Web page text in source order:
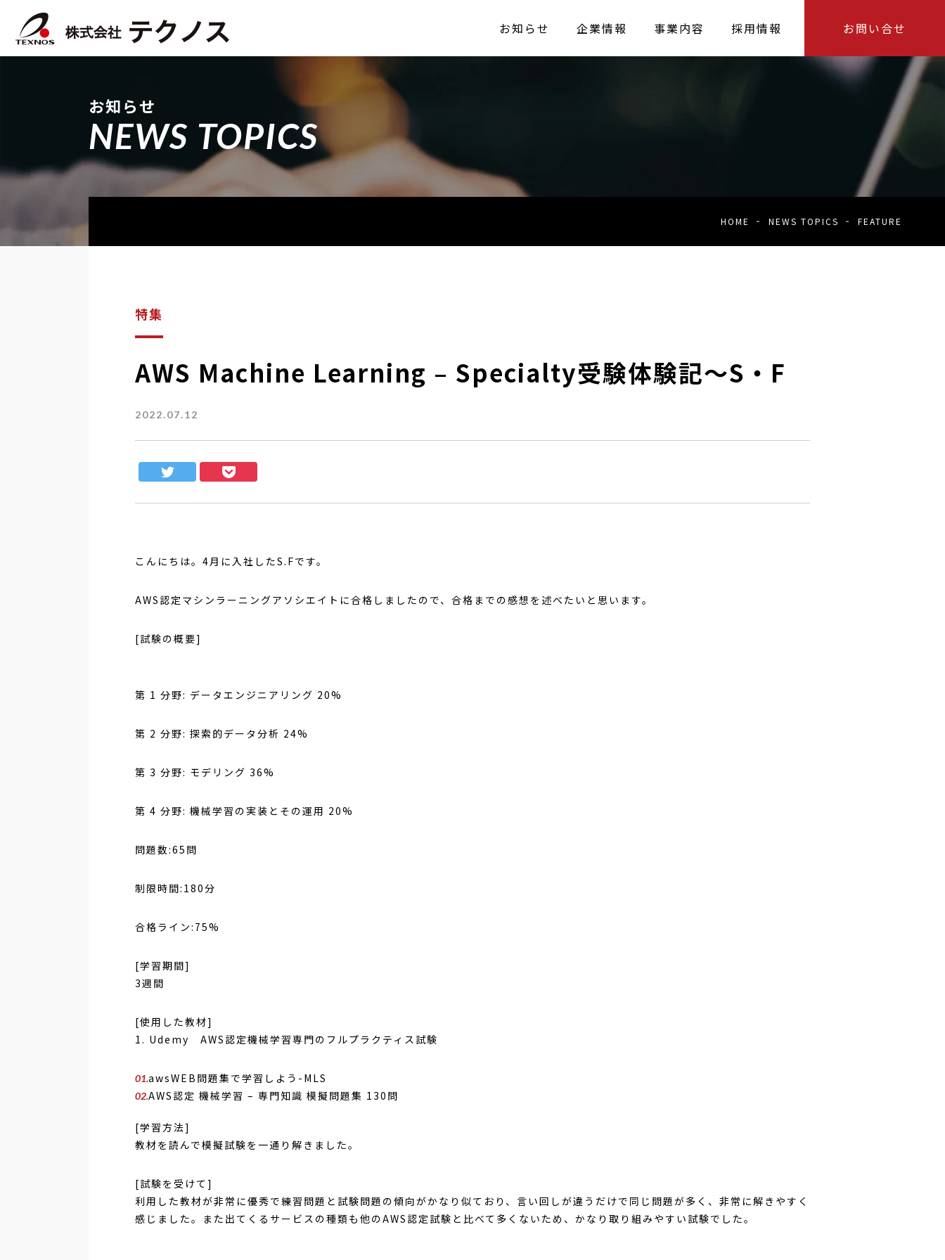
お知らせ 企業情報 事業内容 採用情報 お問い合せ
お知らせ
NEWS TOPICS
HOME NEWS TOPICS FEATURE
特集
AWS Machine Learning – Specialty受験体験記～S・F
2022.07.12
こんにちは。 4月に入社したS.Fです。
AWS認定マシンラーニングアソシエイトに合格しましたので、合格までの感想を述べたいと思います。
[試験の概要]
第 1 分野: データエンジニアリング 20%
第 2 分野: 探索的データ分析 24%
第 3 分野: モデリング 36%
第 4 分野: 機械学習の実装とその運用 20%
問題数:65 問
制限時間:180分
合格ライン:75%
[学習期間]
3週間
[使用した教材]
1. Udemy
AWS 認定機械学習専門のフルプラクティス試験
awsWEB問題集で学習しよう -MLS
AWS認定 機械学習 – 専門知識 模擬問題集 130 問
[学習方法 ]
教材を読んで模擬試験を一通り解きました。
[試験を受けて ]
利用した教材が非常に優秀で練習問題と試験問題の傾向がかなり似ており、言い回しが違うだけで同じ問題が多く、非常に解きやすく
感じました。また出てくるサービスの種類も他のAWS 認定試験と比べて多くないため、かなり取り組みやすい試験でした。